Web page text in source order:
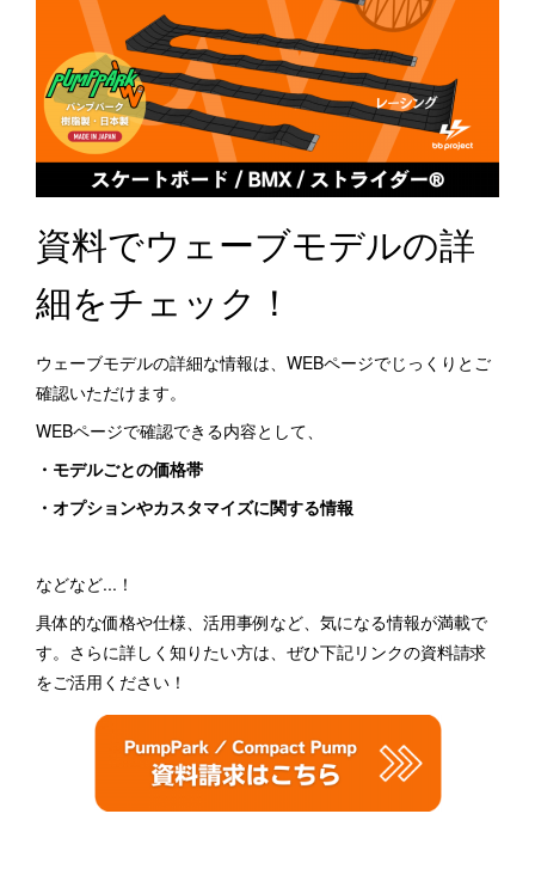
資料でウェーブモデルの詳
細をチェック！
ウェーブモデルの詳細な情報は、WEBページでじっくりとご
確認いただけます。
WEBページで確認できる内容として、
・モデルごとの価格帯
・オプションやカスタマイズに関する情報
などなど...！
具体的な価格や仕様、活用事例など、気になる情報が満載で
す。さらに詳しく知りたい方は、ぜひ下記リンクの資料請求
をご活用ください！